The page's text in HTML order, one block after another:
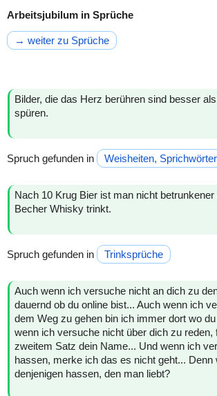
Arbeitsjubilum in Sprüche
→ weiter zu Sprüche
Bilder, die das Herz berühren sind besser
spüren.
Spruch gefunden in Weisheiten, Sprichwörter
Nach 10 Krug Bier ist man nicht
Becher Whisky trinkt.
Spruch gefunden in Trinksprüche
Auch wenn ich versuche nicht an dich zu
dauernd ob du online bist... Auch wenn ich
dem Weg zu gehen bin ich immer dort wo
wenn ich versuche nicht über dich zu reden,
zweitem Satz dein Name... Und wenn ich
hassen, merke ich das es nicht geht... Denn
denjenigen hassen, den man liebt?